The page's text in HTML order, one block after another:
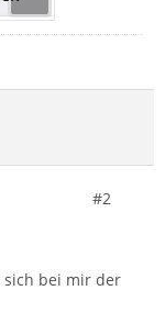
#2
sich bei mir der